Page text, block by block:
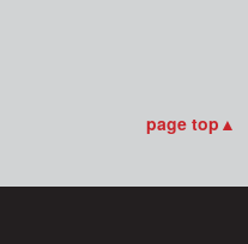
page top▲